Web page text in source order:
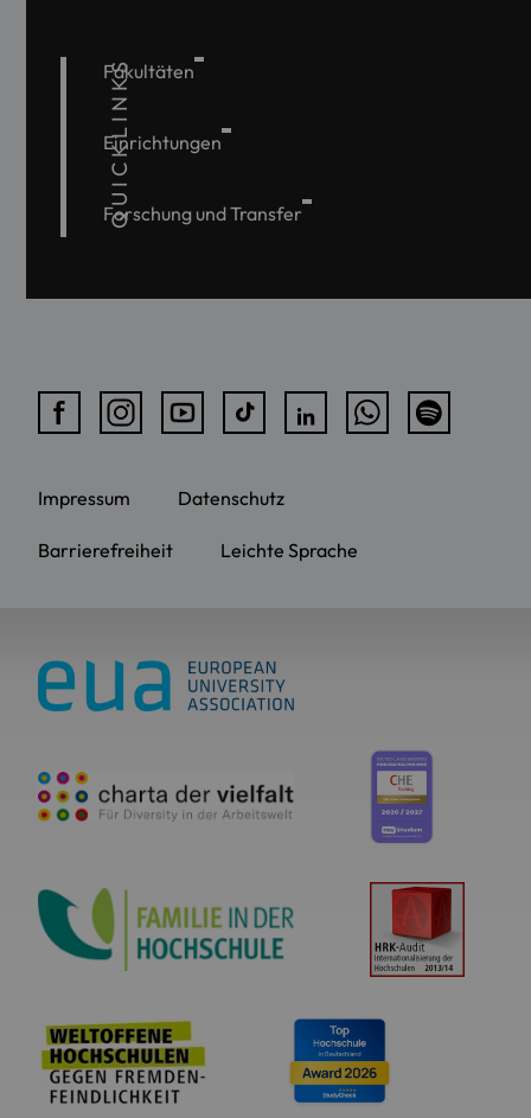
QUICKLINKS
Fakultäten
Einrichtungen
Forschung und Transfer
Impressum Datenschutz
Barrierefreiheit Leichte Sprache